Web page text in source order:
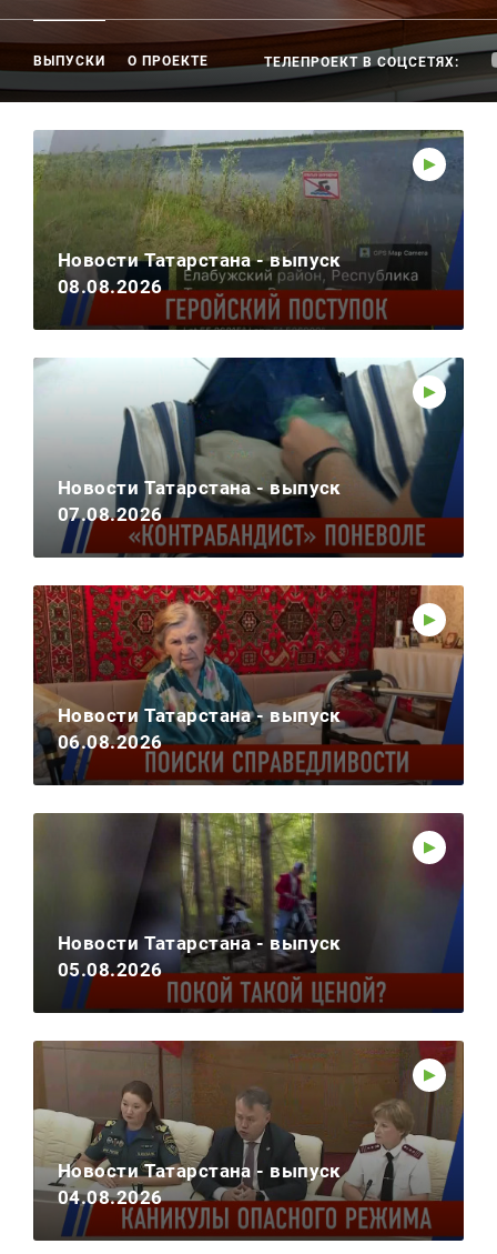
Реклама
Для связи
+7 (843) 570−50−00
reception@tnvtv.ru
ВЫПУСКИ О ПРОЕКТЕ ТЕЛЕПРОЕКТ В СОЦСЕТЯХ:
Новости Татарстана - выпуск
08.08.2026
Новости Татарстана - выпуск
07.08.2026
Новости Татарстана - выпуск
06.08.2026
Новости Татарстана - выпуск
05.08.2026
Новости Татарстана - выпуск
04.08.2026